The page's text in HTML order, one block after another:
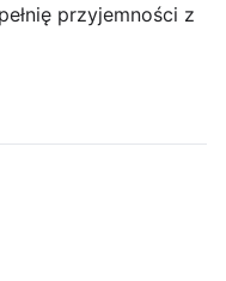
przyjemności z